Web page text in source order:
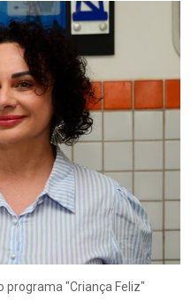
programa "Criança Feliz"